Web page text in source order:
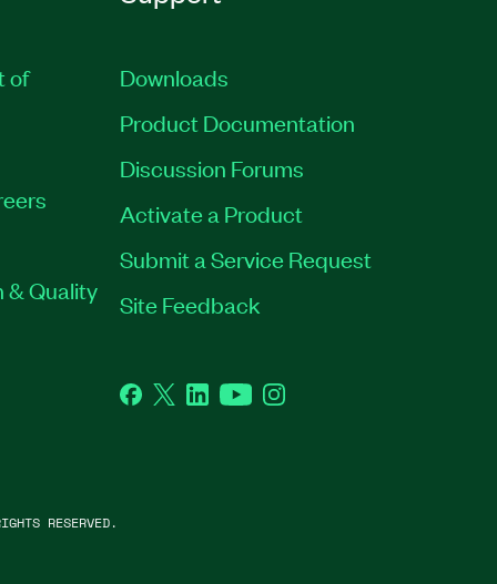
of
& Quality
Downloads
Product Documentation
Discussion Forums
Activate a Product
Submit a Service Request
Site Feedback
Facebook
TwitterLinkedInYouTubeInstagram
RESERVED.